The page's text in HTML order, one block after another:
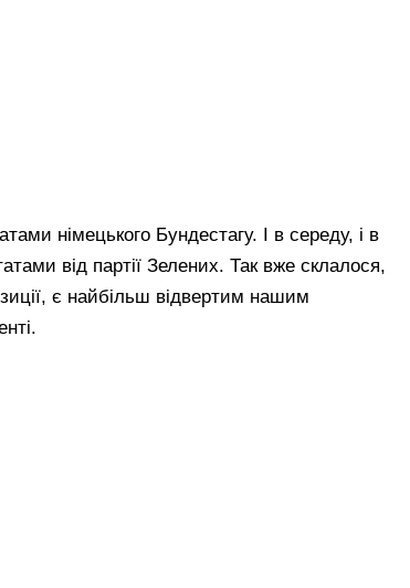
німецького Бундестагу. І в середу, і в
від партії Зелених. Так вже склалося,
є найбільш відвертим нашим